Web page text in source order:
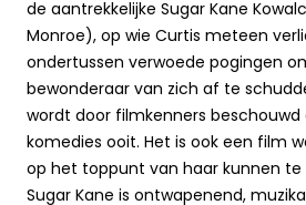
de aantrekkelijke Sugar Kane
Monroe), op wie Curtis meteen
ondertussen verwoede pogingen
bewonderaar van zich af te
wordt door filmkenners beschouwd
komedies ooit. Het is ook een film
op het toppunt van haar kunnen te
Sugar Kane is ontwapenend,